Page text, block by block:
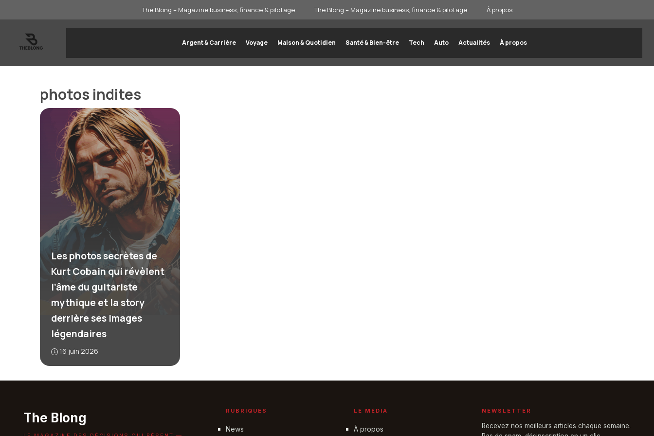
au
contenu
The Blong – Magazine business, finance & pilotage The Blong – Magazine business, finance & pilotage À propos
Argent & Carrière Voyage Maison & Quotidien Santé & Bien-être Tech Auto Actualités À propos
photos indites
Les photos secrètes de
Kurt Cobain qui révèlent
l’âme du guitariste
mythique et la story
derrière ses images
légendaires
16 juin 2026
The Blong RUBRIQUES
News
LE MÉDIA
À propos
NEWSLETTER
Recevez nos meilleurs articles chaque semaine.